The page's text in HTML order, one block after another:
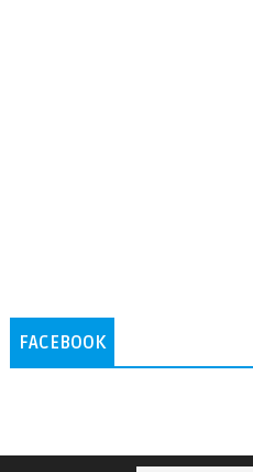
FACEBOOK